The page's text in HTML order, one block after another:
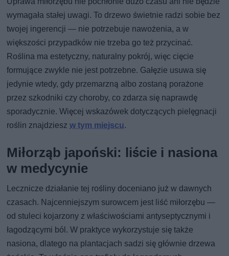
wymagała stałej uwagi. To drzewo świetnie radzi sobie bez
twojej ingerencji — nie potrzebuje nawożenia, a w
większości przypadków nie trzeba go też przycinać.
Roślina ma estetyczny, naturalny pokrój, więc cięcie
formujące zwykle nie jest potrzebne. Gałęzie usuwa się
jedynie wtedy, gdy przemarzną albo zostaną porażone
przez szkodniki czy choroby, co zdarza się naprawdę
sporadycznie. Więcej wskazówek dotyczących pielęgnacji
roślin znajdzieszw tym miejscu.
Miłorząb japoński: liście i nasiona
w medycynie
Lecznicze działanie tej rośliny doceniano już w dawnych
czasach. Najcenniejszym surowcem jest liść miłorzębu —
od stuleci kojarzony z właściwościami antyseptycznymi i
łagodzącymi ból. W praktyce wykorzystuje się także
nasiona, dlatego na plantacjach sadzi się głównie drzewa